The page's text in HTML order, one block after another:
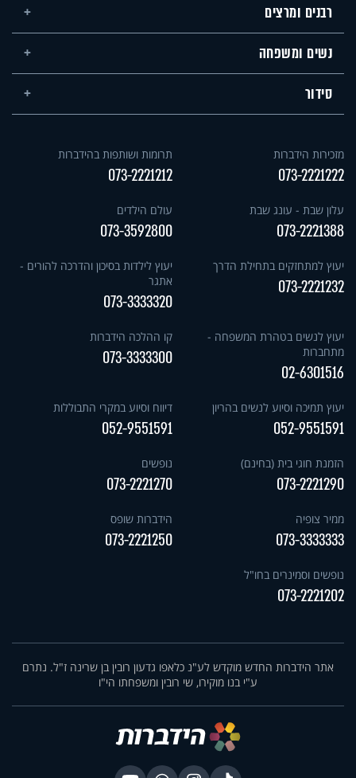
רבנים ומרצים
נשים ומשפחה
סידור
מזכירות הידברות
073-2221222
תרומות ושותפות בהידברות
073-2221212
עלון שבת - עונג שבת
073-2221388
עולם הילדים
073-3592800
יעוץ למתחזקים בתחילת הדרך
073-2221232
יעוץ לילדות בסיכון והדרכה להורים -
אתגר
073-3333320
יעוץ לנשים בטהרת המשפחה -
מתחברות
02-6301516
קו ההלכה הידברות
073-3333300
יעוץ תמיכה וסיוע לנשים בהריון
052-9551591
דיווח וסיוע במקרי התבוללות
052-9551591
הזמנת חוגי בית (בחינם)
073-2221290
נופשים
073-2221270
ממיר צופיה
073-3333333
הידברות שופס
073-2221250
נופשים וסמינרים בחו"ל
073-2221202
אתר הידברות החדש מוקדש לע"נ כלאפו גדעון רובין בן שרינה ז"ל. נתרם
ע"י בנו מוקירו, שי רובין ומשפחתו הי"ו